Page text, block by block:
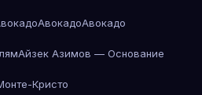
АвокадоАвокадо
Айзек Азимов — Основание
Кристо